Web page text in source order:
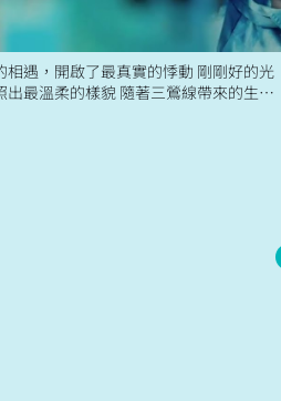
相遇，開啟了最真實的悸動 剛剛好的光
出最溫柔的樣貌 隨著三鶯線帶來的生活